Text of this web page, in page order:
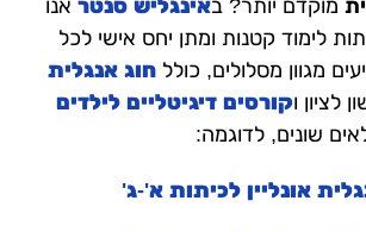
מוקדם יותר? באינגליש סנטר אנו
לימוד קטנות ומתן יחס אישי לכל
מגוון מסלולים, כולל חוג אנגלית
לציון וקורסים דיגיטליים לילדים
שונים, לדוגמה:
אונליין לכיתות א'-ג'